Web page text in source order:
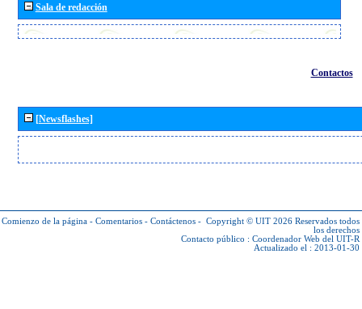
Sala de redacción
Contactos
[Newsflashes]
Comienzo de la página - Comentarios - Contáctenos - Copyright © UIT 2026 Reservados todos
los derechos
Contacto público : Coordenador Web del UIT-R
Actualizado el : 2013-01-30